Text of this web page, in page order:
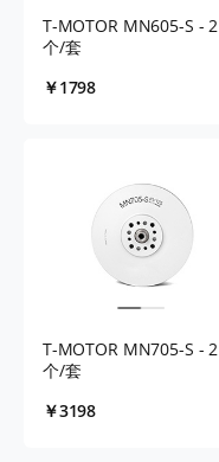
T-MOTOR MN605-S - 2
个/套
￥1798
T-MOTOR MN705-S - 2
个/套
￥3198